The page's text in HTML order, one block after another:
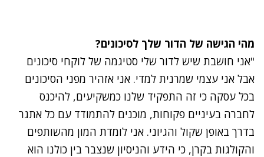
מהי הגישה של הדור שלך לסיכונים?
"אני חושבת שיש לדור שלי סטיגמה של לוקחי סיכונים
אבל אני עצמי שמרנית למדי. אני אזהיר מפני הסיכונים
בכל עסקה כי זה התפקיד שלנו כמשקיעים, להיכנס
לחברה בעיניים פקוחות, מוכנים להתמודד עם כל אתגר
בדרך באופן שקול והגיוני. אני לומדת המון מהשותפים
והקולגות בקרן, כי הידע והניסיון שנצבר בין כולנו הוא